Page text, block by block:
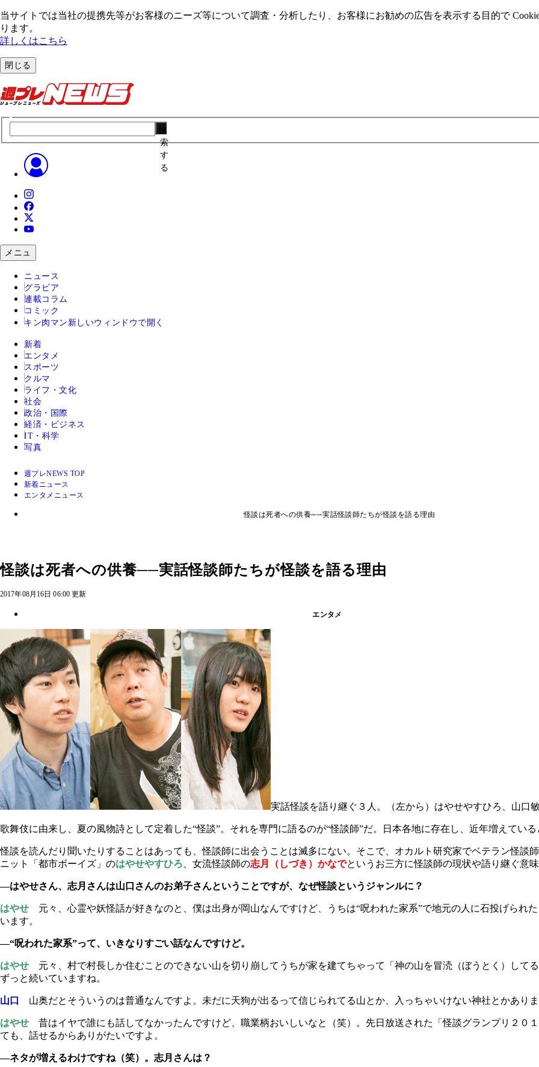
当サイトでは当社の提携先等がお客様のニーズ等について調査・分析したり、お客様にお勧めの広告を表⽰する⽬的で
ります。
詳しくはこちら
閉じる
索
す
る
メニュ
ニュース
グラビア
連載コラム
コミック
キン肉マン 新しいウィンドウで開く
新着
エンタメ
スポーツ
クルマ
ライフ・文化
社会
政治・国際
経済・ビジネス
IT・科学
写真
週プレNEWS TOP
新着ニュース
エンタメニュース
怪談は死者への供養──実話怪談師たちが怪談を語る理由
怪談は死者への供養──実話怪談師たちが怪談を語る理由
2017年08月16日 06:00 更新
エンタメ
実話怪談を語り継ぐ３人。（左から）はやせやすひろ、山口
歌舞伎に由来し、夏の風物詩として定着した“怪談”。それを専門に語るのが“怪談師”だ。日本各地に存在し、近年増えてい
怪談を読んだり聞いたりすることはあっても、怪談師に出会うことは滅多にない。そこで、オカルト研究家でベテラン怪談
ニット「都市ボーイズ」のはやせやすひろ 、女流怪談師の志月（しづき）かなでというお三方に怪談師の現状や語り継ぐ意味
―はやせさん、志月さんは山口さんのお弟子さんということですが、なぜ怪談というジャンルに？
はやせ 元々、心霊や妖怪話が好きなのと、僕は出身が岡山なんですけど、うちは“呪われた家系”で地元の人に石投げられ
います。
―“呪われた家系”って、いきなりすごい話なんですけど。
はやせ 元々、村で村長しか住むことのできない山を切り崩してうちが家を建てちゃって「神の山を冒涜（ぼうとく）して
ずっと続いていますね。
山口 山奥だとそういうのは普通なんですよ。未だに天狗が出るって信じられてる山とか、入っちゃいけない神社とかありま
はやせ 昔はイヤで誰にも話してなかったんですけど、職業柄おいしいなと（笑）。先日放送された「怪談グランプリ２０
ても、話せるからありがたいですよ。
―ネタが増えるわけですね（笑）。志月さんは？